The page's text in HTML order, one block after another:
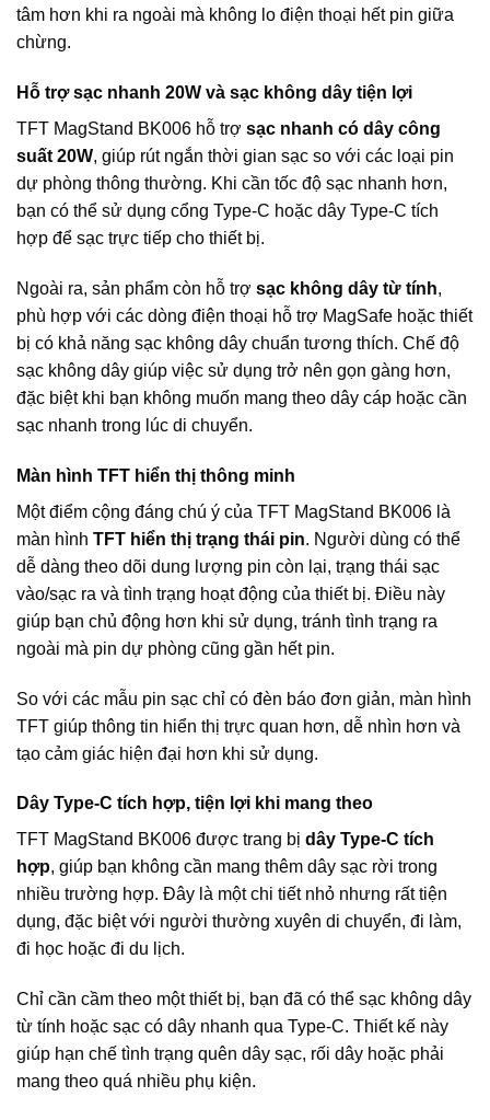
tâm hơn khi ra ngoài mà không lo điện thoại hết pin giữa
chừng.
Hỗ trợ sạc nhanh 20W và sạc không dây tiện lợi
TFT MagStand BK006 hỗ trợ sạc nhanh có dây công
suất 20W, giúp rút ngắn thời gian sạc so với các loại pin
dự phòng thông thường. Khi cần tốc độ sạc nhanh hơn,
bạn có thể sử dụng cổng Type-C hoặc dây Type-C tích
hợp để sạc trực tiếp cho thiết bị.
Ngoài ra, sản phẩm còn hỗ trợ sạc không dây từ tính,
phù hợp với các dòng điện thoại hỗ trợ MagSafe hoặc thiết
bị có khả năng sạc không dây chuẩn tương thích. Chế độ
sạc không dây giúp việc sử dụng trở nên gọn gàng hơn,
đặc biệt khi bạn không muốn mang theo dây cáp hoặc cần
sạc nhanh trong lúc di chuyển.
Màn hình TFT hiển thị thông minh
Một điểm cộng đáng chú ý của TFT MagStand BK006 là
màn hình TFT hiển thị trạng thái pin. Người dùng có thể
dễ dàng theo dõi dung lượng pin còn lại, trạng thái sạc
vào/sạc ra và tình trạng hoạt động của thiết bị. Điều này
giúp bạn chủ động hơn khi sử dụng, tránh tình trạng ra
ngoài mà pin dự phòng cũng gần hết pin.
So với các mẫu pin sạc chỉ có đèn báo đơn giản, màn hình
TFT giúp thông tin hiển thị trực quan hơn, dễ nhìn hơn và
tạo cảm giác hiện đại hơn khi sử dụng.
Dây Type-C tích hợp, tiện lợi khi mang theo
TFT MagStand BK006 được trang bị dây Type-C tích
hợp, giúp bạn không cần mang thêm dây sạc rời trong
nhiều trường hợp. Đây là một chi tiết nhỏ nhưng rất tiện
dụng, đặc biệt với người thường xuyên di chuyển, đi làm,
đi học hoặc đi du lịch.
Chỉ cần cầm theo một thiết bị, bạn đã có thể sạc không dây
từ tính hoặc sạc có dây nhanh qua Type-C. Thiết kế này
giúp hạn chế tình trạng quên dây sạc, rối dây hoặc phải
mang theo quá nhiều phụ kiện.